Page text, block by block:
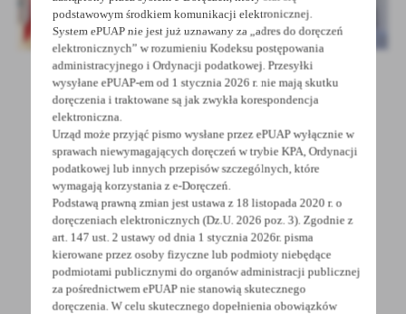
POWRÓT
POPRZEDNI NASTĘPNY
Spodobała Ci się informacja? Zostaw nam swoją opinię
- to dla Ciebie staramy się być najlepsi, a Twoje zdanie
bardzo nam w tym pomoże!
podstawowym środkiem komunikacji elektronicznej.
System ePUAP nie jest już uznawany za „adres do doręczeń
elektronicznych” w rozumieniu Kodeksu postępowania
administracyjnego i Ordynacji podatkowej. Przesyłki
wysyłane ePUAP-em od 1 stycznia 2026 r. nie mają skutku
doręczenia i traktowane są jak zwykła korespondencja
elektroniczna.
Urząd może przyjąć pismo wysłane przez ePUAP wyłącznie w
sprawach niewymagających doręczeń w trybie KPA, Ordynacji
podatkowej lub innych przepisów szczególnych, które
wymagają korzystania z e-Doręczeń.
Podstawą prawną zmian jest ustawa z 18 listopada 2020 r. o
doręczeniach elektronicznych (Dz.U. 2026 poz. 3). Zgodnie z
art. 147 ust. 2 ustawy od dnia 1 stycznia 2026r. pisma
kierowane przez osoby fizyczne lub podmioty niebędące
podmiotami publicznymi do organów administracji publicznej
za pośrednictwem ePUAP nie stanowią skutecznego
doręczenia. W celu skutecznego dopełnienia obowiązków